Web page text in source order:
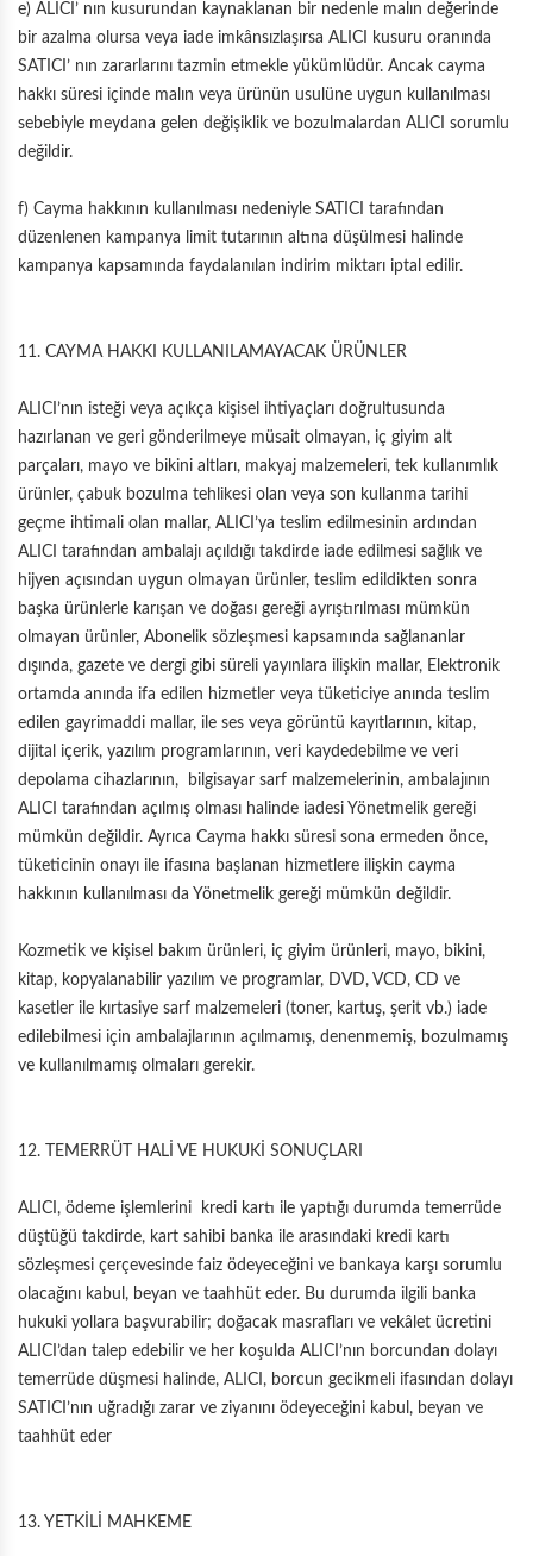
e) ALICI’ nın kusurundan kaynaklanan bir nedenle malın değerinde
bir azalma olursa veya iade imkânsızlaşırsa ALICI kusuru oranında
SATICI’ nın zararlarını tazmin etmekle yükümlüdür. Ancak cayma
hakkı süresi içinde malın veya ürünün usulüne uygun kullanılması
sebebiyle meydana gelen değişiklik ve bozulmalardan ALICI sorumlu
değildir.
f) Cayma hakkının kullanılması nedeniyle SATICI tarafından
düzenlenen kampanya limit tutarının altına düşülmesi halinde
kampanya kapsamında faydalanılan indirim miktarı iptal edilir.
11. CAYMA HAKKI KULLANILAMAYACAK ÜRÜNLER
ALICI’nın isteği veya açıkça kişisel ihtiyaçları doğrultusunda
hazırlanan ve geri gönderilmeye müsait olmayan, iç giyim alt
parçaları, mayo ve bikini altları, makyaj malzemeleri, tek kullanımlık
ürünler, çabuk bozulma tehlikesi olan veya son kullanma tarihi
geçme ihtimali olan mallar, ALICI’ya teslim edilmesinin ardından
ALICI tarafından ambalajı açıldığı takdirde iade edilmesi sağlık ve
hijyen açısından uygun olmayan ürünler, teslim edildikten sonra
başka ürünlerle karışan ve doğası gereği ayrıştırılması mümkün
olmayan ürünler, Abonelik sözleşmesi kapsamında sağlananlar
dışında, gazete ve dergi gibi süreli yayınlara ilişkin mallar, Elektronik
ortamda anında ifa edilen hizmetler veya tüketiciye anında teslim
edilen gayrimaddi mallar, ile ses veya görüntü kayıtlarının, kitap,
dijital içerik, yazılım programlarının, veri kaydedebilme ve veri
depolama cihazlarının, bilgisayar sarf malzemelerinin, ambalajının
ALICI tarafından açılmış olması halinde iadesi Yönetmelik gereği
mümkün değildir. Ayrıca Cayma hakkı süresi sona ermeden önce,
tüketicinin onayı ile ifasına başlanan hizmetlere ilişkin cayma
hakkının kullanılması da Yönetmelik gereği mümkün değildir.
Kozmetik ve kişisel bakım ürünleri, iç giyim ürünleri, mayo, bikini,
kitap, kopyalanabilir yazılım ve programlar, DVD, VCD, CD ve
kasetler ile kırtasiye sarf malzemeleri (toner, kartuş, şerit vb.) iade
edilebilmesi için ambalajlarının açılmamış, denenmemiş, bozulmamış
ve kullanılmamış olmaları gerekir.
12. TEMERRÜT HALİ VE HUKUKİ SONUÇLARI
ALICI, ödeme işlemlerini kredi kartı ile yaptığı durumda temerrüde
düştüğü takdirde, kart sahibi banka ile arasındaki kredi kartı
sözleşmesi çerçevesinde faiz ödeyeceğini ve bankaya karşı sorumlu
olacağını kabul, beyan ve taahhüt eder. Bu durumda ilgili banka
hukuki yollara başvurabilir; doğacak masrafları ve vekâlet ücretini
ALICI’dan talep edebilir ve her koşulda ALICI’nın borcundan dolayı
temerrüde düşmesi halinde, ALICI, borcun gecikmeli ifasından dolayı
SATICI’nın uğradığı zarar ve ziyanını ödeyeceğini kabul, beyan ve
taahhüt eder
13. YETKİLİ MAHKEME